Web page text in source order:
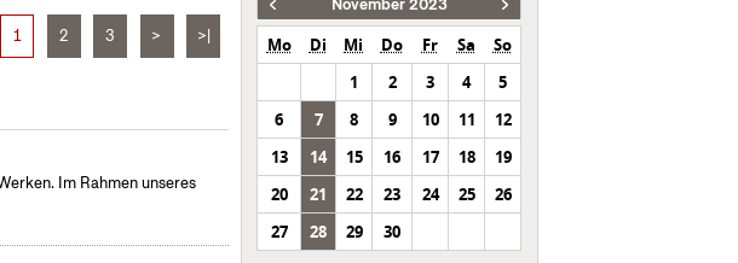
1 2 3 > >|
Im Rahmen unseres
November 2023
Mo Di Mi Do Fr Sa
So
1
2 3 4
5
6
7 8 9 10 11
12
13
14 15 16 17 18
19
20
21 22 23 24 25
26
27
28 29 30